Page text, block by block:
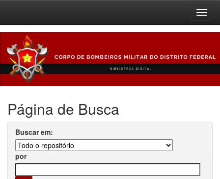
navigation
Página de Busca
Buscar em:
por